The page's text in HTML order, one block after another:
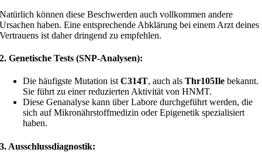
Natürlich können diese Beschwerden auch vollkommen andere
Ursachen haben. Eine entsprechende Abklärung bei einem Arzt deines
Vertrauens ist daher dringend zu empfehlen.
2. Genetische Tests (SNP-Analysen):
Die häufigste Mutation istC314T, auch alsThr105Ile bekannt.
Sie führt zu einer reduzierten Aktivität von HNMT.
Diese Genanalyse kann über Labore durchgeführt werden, die
sich auf Mikronährstoffmedizin oder Epigenetik spezialisiert
haben.
3. Ausschlussdiagnostik: